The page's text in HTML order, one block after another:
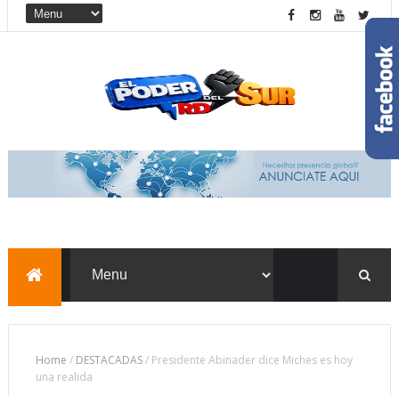
Home / DESTACADAS/ Presidente Abinader dice Miches es hoy
una realida